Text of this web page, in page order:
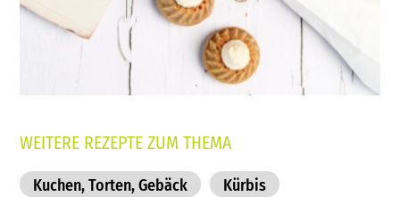
WEITERE REZEPTE ZUM THEMA
Kuchen, Torten, Gebäck
Kürbis